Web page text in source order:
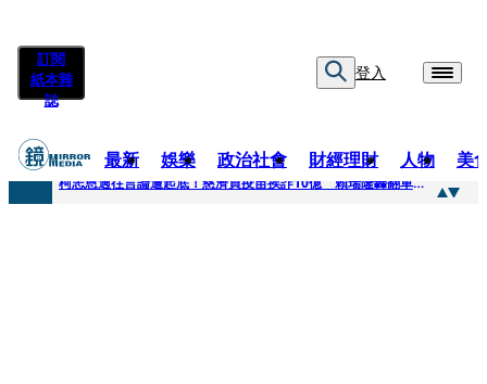
訂閱
紙本雜
誌
登入
最新 娛樂 政治社會 財經理財 人物 美
快訊
柯志恩過往言論遭起底！慈濟買疫苗挨詐10億 賴瑞隆轟翻車：應為當年錯誤道歉